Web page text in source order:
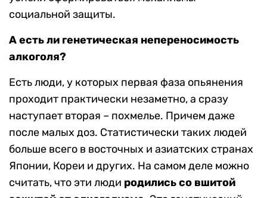
социальной защиты.
А есть ли генетическая непереносимость
алкоголя?
Есть люди, у которых первая фаза опьянения
проходит практически незаметно, а сразу
наступает вторая – похмелье. Причем даже
после малых доз. Статистически таких людей
больше всего в восточных и азиатских странах
Японии, Кореи и других. На самом деле можно
считать, что эти люди родились со вшитой